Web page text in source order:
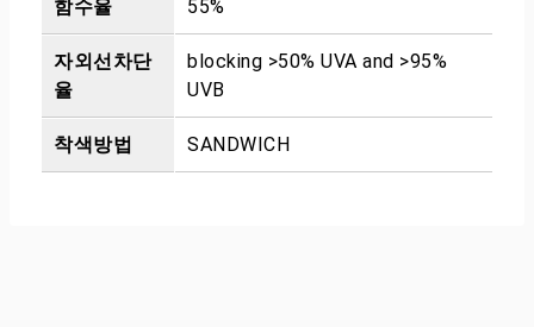
함수율 55%
자외선차단
율
blocking >50% UVA and >95%
UVB
착색방법 SANDWICH